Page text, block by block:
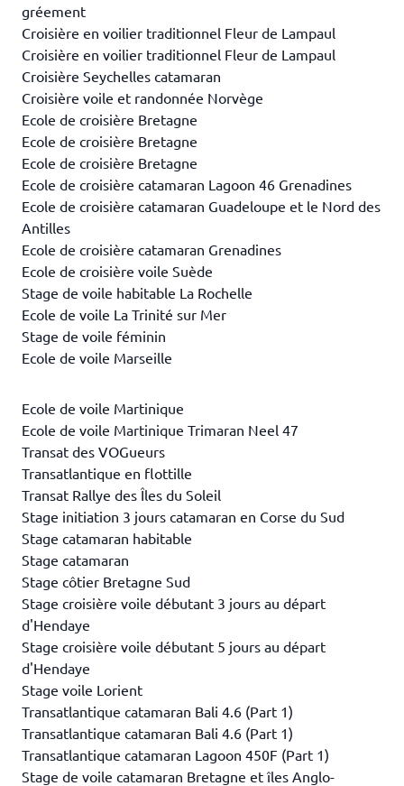
gréement
Croisière en voilier traditionnel Fleur de Lampaul
Croisière en voilier traditionnel Fleur de Lampaul
Croisière Seychelles catamaran
Croisière voile et randonnée Norvège
Ecole de croisière Bretagne
Ecole de croisière Bretagne
Ecole de croisière Bretagne
Ecole de croisière catamaran Lagoon 46 Grenadines
Ecole de croisière catamaran Guadeloupe et le Nord des
Antilles
Ecole de croisière catamaran Grenadines
Ecole de croisière voile Suède
Stage de voile habitable La Rochelle
Ecole de voile La Trinité sur Mer
Stage de voile féminin
Ecole de voile Marseille
Ecole de voile Martinique
Ecole de voile Martinique Trimaran Neel 47
Transat des VOGueurs
Transatlantique en flottille
Transat Rallye des Îles du Soleil
Stage initiation 3 jours catamaran en Corse du Sud
Stage catamaran habitable
Stage catamaran
Stage côtier Bretagne Sud
Stage croisière voile débutant 3 jours au départ
d'Hendaye
Stage croisière voile débutant 5 jours au départ
d'Hendaye
Stage voile Lorient
Transatlantique catamaran Bali 4.6 (Part 1)
Transatlantique catamaran Bali 4.6 (Part 1)
Transatlantique catamaran Lagoon 450F (Part 1)
Stage de voile catamaran Bretagne et îles Anglo-